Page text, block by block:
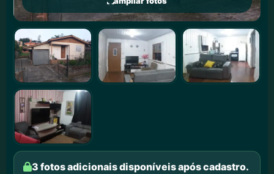
3 fotos adicionais disponíveis após cadastro.